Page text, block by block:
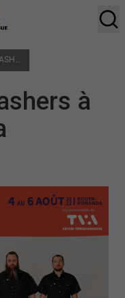
THE PLANET SMASHERS À ROUYN-NORANDA
à